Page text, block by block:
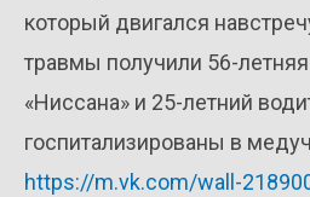
который двигался
травмы получили 56-
«Ниссана» и 25-летний
госпитализированы в
https://m.vk.com/wall-